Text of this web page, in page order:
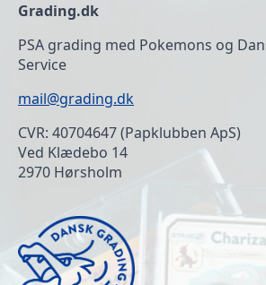
Grading.dk
PSA grading med Pokemons og
Service
mail@grading.dk
CVR: 40704647 (Papklubben ApS)
Ved Klædebo 14
2970 Hørsholm